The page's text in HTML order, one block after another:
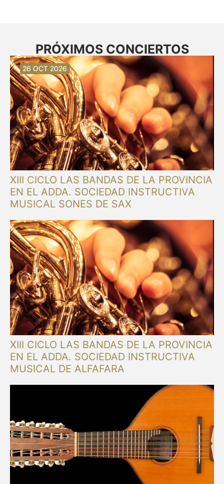
PRÓXIMOS CONCIERTOS
XIII CICLO LAS BANDAS DE LA PROVINCIA
EN EL ADDA. SOCIEDAD INSTRUCTIVA
MUSICAL SONES DE SAX
30 AUG 2026
XIII CICLO LAS BANDAS DE LA PROVINCIA
EN EL ADDA. SOCIEDAD INSTRUCTIVA
MUSICAL DE ALFAFARA
30 AUG 2026
13 SEP 2026
20 SEP 2026
20 SEP 2026
26 SEP 2026
03 OCT 2026
16 OCT 2026
26 OCT 2026